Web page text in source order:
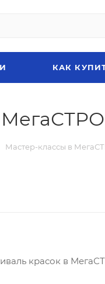
КАК
Мастер-классы в
красок в